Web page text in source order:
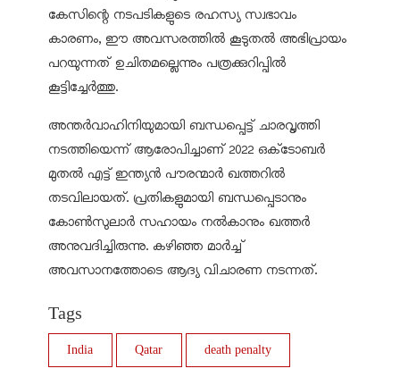
കേസിന്റെ നടപടികളുടെ രഹസ്യ സ്വഭാവം
കാരണം, ഈ അവസരത്തിൽ കൂടുതൽ അഭിപ്രായം
പറയുന്നത് ഉചിതമല്ലെന്നും പത്രക്കുറിപ്പിൽ
കൂട്ടിച്ചേർത്തു.
അന്തർവാഹിനിയുമായി ബന്ധപ്പെട്ട് ചാരവൃത്തി
നടത്തിയെന്ന് ആരോപിച്ചാണ് 2022 ഒക്‌ടോബർ
മുതൽ എട്ട് ഇന്ത്യൻ പൗരന്മാർ ഖത്തറിൽ
തടവിലായത്. പ്രതികളുമായി ബന്ധപ്പെടാനും
കോൺസുലാർ സഹായം നൽകാനും ഖത്തർ
അനുവദിച്ചിരുന്നു. കഴിഞ്ഞ മാർച്ച്
അവസാനത്തോടെ ആദ്യ വിചാരണ നടന്നത്.
Tags
India Qatar death penalty